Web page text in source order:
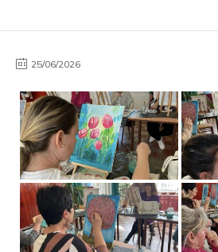
25/06/2026